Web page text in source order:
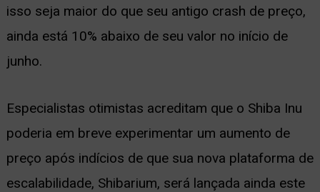
isso seja maior do que seu antigo crash de preço,
ainda está 10% abaixo de seu valor no início de
junho.
Especialistas otimistas acreditam que o Shiba Inu
poderia em breve experimentar um aumento de
preço após indícios de que sua nova plataforma de
escalabilidade, Shibarium, será lançada ainda este